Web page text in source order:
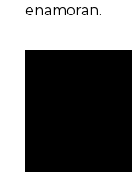
enamoran.